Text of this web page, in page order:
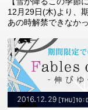
12月29日(木)より、
あの時解禁できなか